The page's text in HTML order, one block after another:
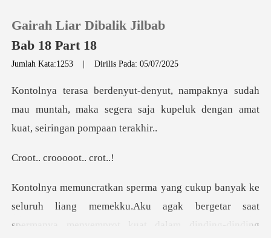
0
Pengisian Ulang
Riwayat Membaca
Keluar
Gairah Liar Dibalik Jilbab
Bab 18 Part 18
Jumlah Kata:1253 |Dirilis Pada: 05/07/2025
sudah
mau muntah, maka segera saja kupeluk
crooooot
seluruh liang memekku.Aku agak bergetar saat
sper